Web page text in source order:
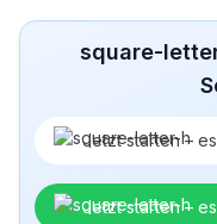
square-
Jetzt starten –
Jetzt starten –